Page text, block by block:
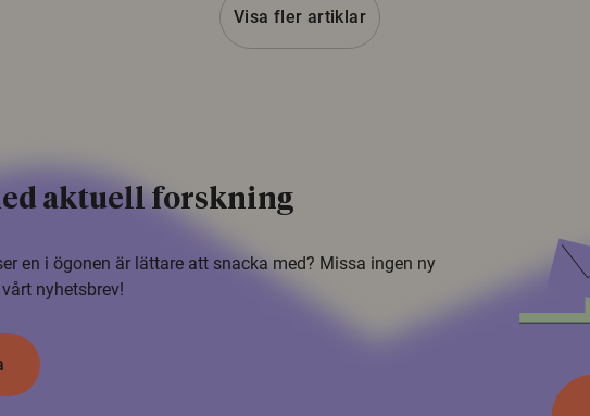
Visa fler artiklar
aktuell forskning
en i ögonen är lättare att snacka med? Missa ingen ny
nyhetsbrev!